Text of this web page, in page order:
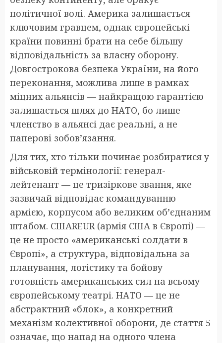
політичної волі. Америка залишається
ключовим гравцем, однак європейські
країни повинні брати на себе більшу
відповідальність за власну оборону.
Довгострокова безпека України, на його
переконання, можлива лише в рамках
міцних альянсів — найкращою гарантією
залишається шлях до НАТО, бо лише
членство в альянсі дає реальні, а не
паперові зобов’язання.
Для тих, хто тільки починає розбиратися у
військовій термінології: генерал-
лейтенант — це тризіркове звання, яке
зазвичай відповідає командуванню
армією, корпусом або великим об’єднаним
штабом. СШАREUR (армія США в Європі) —
це не просто «американські солдати в
Європі», а структура, відповідальна за
планування, логістику та бойову
готовність американських сил на всьому
європейському театрі. НАТО — це не
абстрактний «блок», а конкретний
механізм колективної оборони, де стаття 5
означає, що напад на одного члена